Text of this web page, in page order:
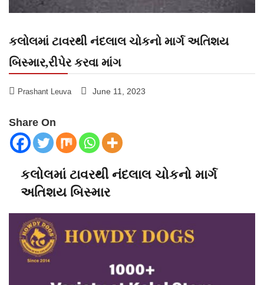
કલોલમાં ટાવરથી નંદલાલ ચોકનો માર્ગ અતિશય
બિસ્માર,રીપેર કરવા માંગ
Prashant Leuva June 11, 2023
Share On
કલોલમાં ટાવરથી નંદલાલ ચોકનો માર્ગ
અતિશય બિસ્માર